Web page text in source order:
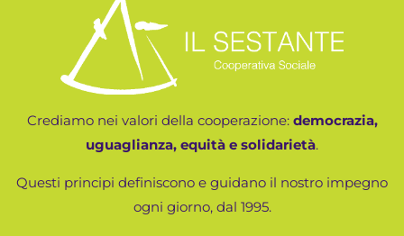
Crediamo nei valori della cooperazione: democrazia,
uguaglianza, equità e solidarietà.
Questi principi definiscono e guidano il nostro impegno
ogni giorno, dal 1995.